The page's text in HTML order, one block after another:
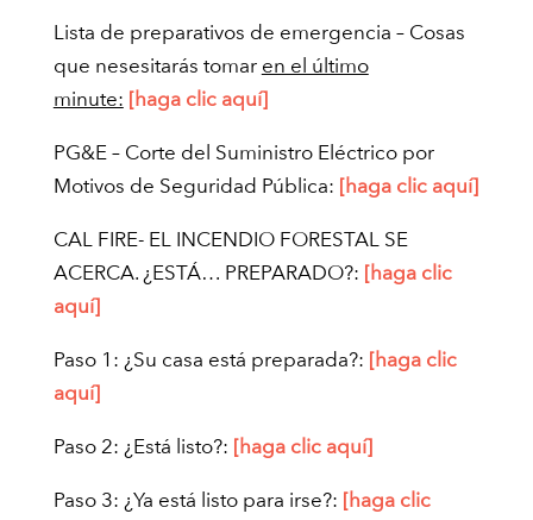
Lista de preparativos de emergencia – Cosas
que nesesitarás tomar en el último
minute: [haga clic aquí]
PG&E – Corte del Suministro Eléctrico por
Motivos de Seguridad Pública: [haga clic aquí]
CAL FIRE- EL INCENDIO FORESTAL SE
ACERCA. ¿ESTÁ… PREPARADO?: [haga clic
aquí]
Paso 1: ¿Su casa está preparada?: [haga clic
aquí]
Paso 2: ¿Está listo?: [haga clic aquí]
Paso 3: ¿Ya está listo para irse?: [haga clic